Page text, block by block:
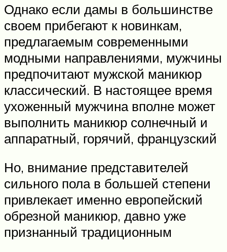
Однако если дамы в большинстве
своем прибегают к новинкам,
предлагаемым современными
модными направлениями, мужчины
предпочитают мужской маникюр
классический. В настоящее время
ухоженный мужчина вполне может
выполнить маникюр солнечный и
аппаратный, горячий, французский
Но, внимание представителей
сильного пола в большей степени
привлекает именно европейский
обрезной маникюр, давно уже
признанный традиционным